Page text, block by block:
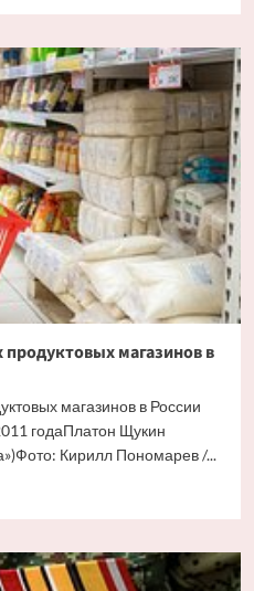
магазинов в
магазинов в России
годаПлатон Щукин
Кирилл Пономарев /...